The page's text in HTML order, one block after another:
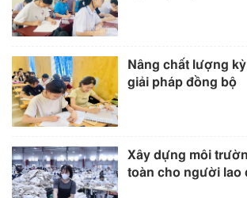
Nâng chất lượng
giải pháp đồng bộ
Xây dựng môi
toàn cho người lao